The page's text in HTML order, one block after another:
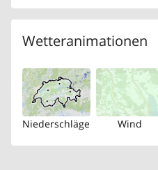
Wetteranimationen
Niederschläge Wind